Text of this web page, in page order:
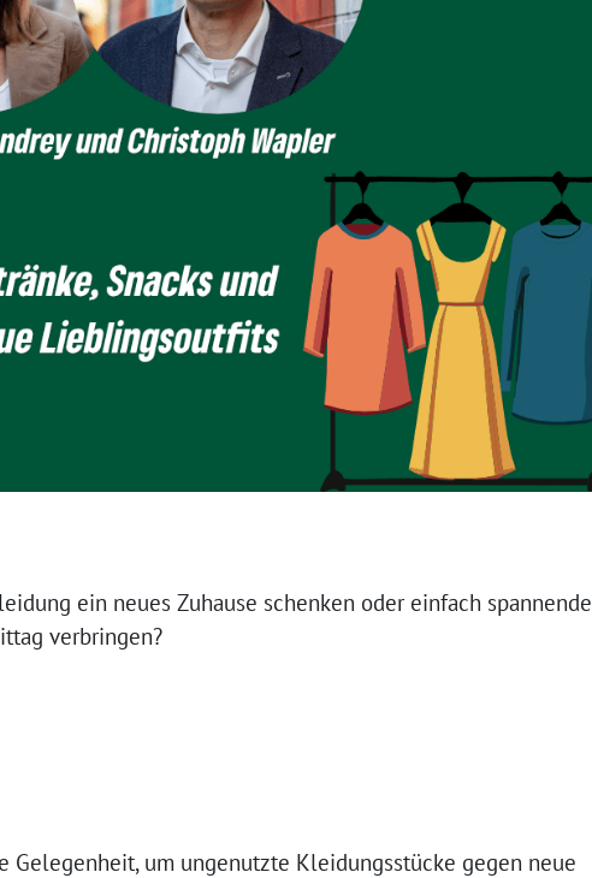
ein neues Zuhause schenken oder einfach spannende
verbringen?
um ungenutzte Kleidungsstücke gegen neue